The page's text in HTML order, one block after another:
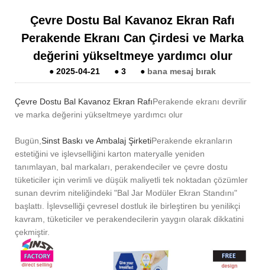
Çevre Dostu Bal Kavanoz Ekran Rafı
Perakende Ekranı Can Çirdesi ve Marka
değerini yükseltmeye yardımcı olur
● 2025-04-21 ● 3 ● bana mesaj bırak
Çevre Dostu Bal Kavanoz Ekran RafıPerakende ekranı devrilir
ve marka değerini yükseltmeye yardımcı olur
Bugün, Sinst Baskı ve Ambalaj ŞirketiPerakende ekranların
estetiğini ve işlevselliğini karton materyalle yeniden
tanımlayan, bal markaları, perakendeciler ve çevre dostu
tüketiciler için verimli ve düşük maliyetli tek noktadan çözümler
sunan devrim niteliğindeki "Bal Jar Modüler Ekran Standını"
başlattı. İşlevselliği çevresel dostluk ile birleştiren bu yenilikçi
kavram, tüketiciler ve perakendecilerin yaygın olarak dikkatini
çekmiştir.